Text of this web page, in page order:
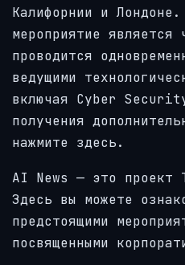
Калифорнии и
мероприятие является
проводится
ведущими
включая Cyber
получения
нажмите здесь.
AI News — это проект
Здесь вы можете
предстоящими
посвященными